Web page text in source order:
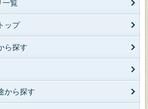
一覧
ップ
ら探す
から探す